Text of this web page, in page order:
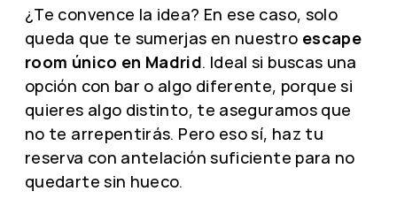
¿Te convence la idea? En ese caso, solo
queda que te sumerjas en nuestro escape
room único en Madrid. Ideal si buscas una
opción con bar o algo diferente, porque si
quieres algo distinto, te aseguramos que
no te arrepentirás. Pero eso sí, haz tu
reserva con antelación suficiente para no
quedarte sin hueco.